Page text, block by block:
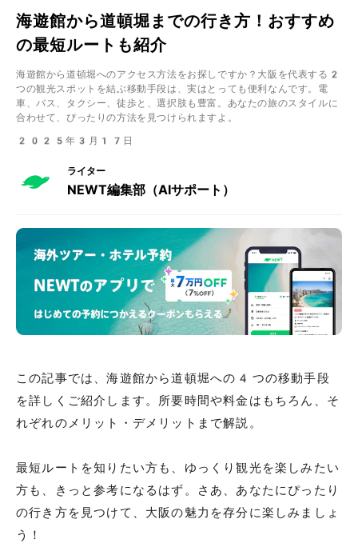
海遊館から道頓堀までの行き方！おすすめ
の最短ルートも紹介
海遊館から道頓堀へのアクセス方法をお探しですか？大阪を代表する2
つの観光スポットを結ぶ移動手段は、実はとっても便利なんです。電
車、バス、タクシー、徒歩と、選択肢も豊富。あなたの旅のスタイルに
合わせて、ぴったりの方法を見つけられますよ。
2025年3月17日
ライター
NEWT編集部（AIサポート）
この記事では、海遊館から道頓堀への4つの移動手段
を詳しくご紹介します。所要時間や料金はもちろん、そ
れぞれのメリット・デメリットまで解説。
最短ルートを知りたい方も、ゆっくり観光を楽しみたい
方も、きっと参考になるはず。さあ、あなたにぴったり
の行き方を見つけて、大阪の魅力を存分に楽しみましょ
う！